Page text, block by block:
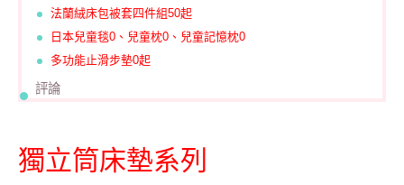
法蘭絨床包被套四件組50起
日本兒童毯0、兒童枕0、兒童記憶枕0
多功能止滑步墊0起
評論
獨立筒床墊系列